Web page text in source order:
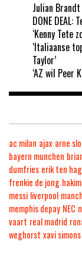
Julian
DONE
‘Kenny Tete
‘Italiaanse
Taylor’
‘AZ wil Peer
ac milan ajax arne
bayern munchen
dumfries erik ten hag
frenkie de jong
messi liverpool
memphis depay NEC
vaart real madrid
weghorst xavi simons